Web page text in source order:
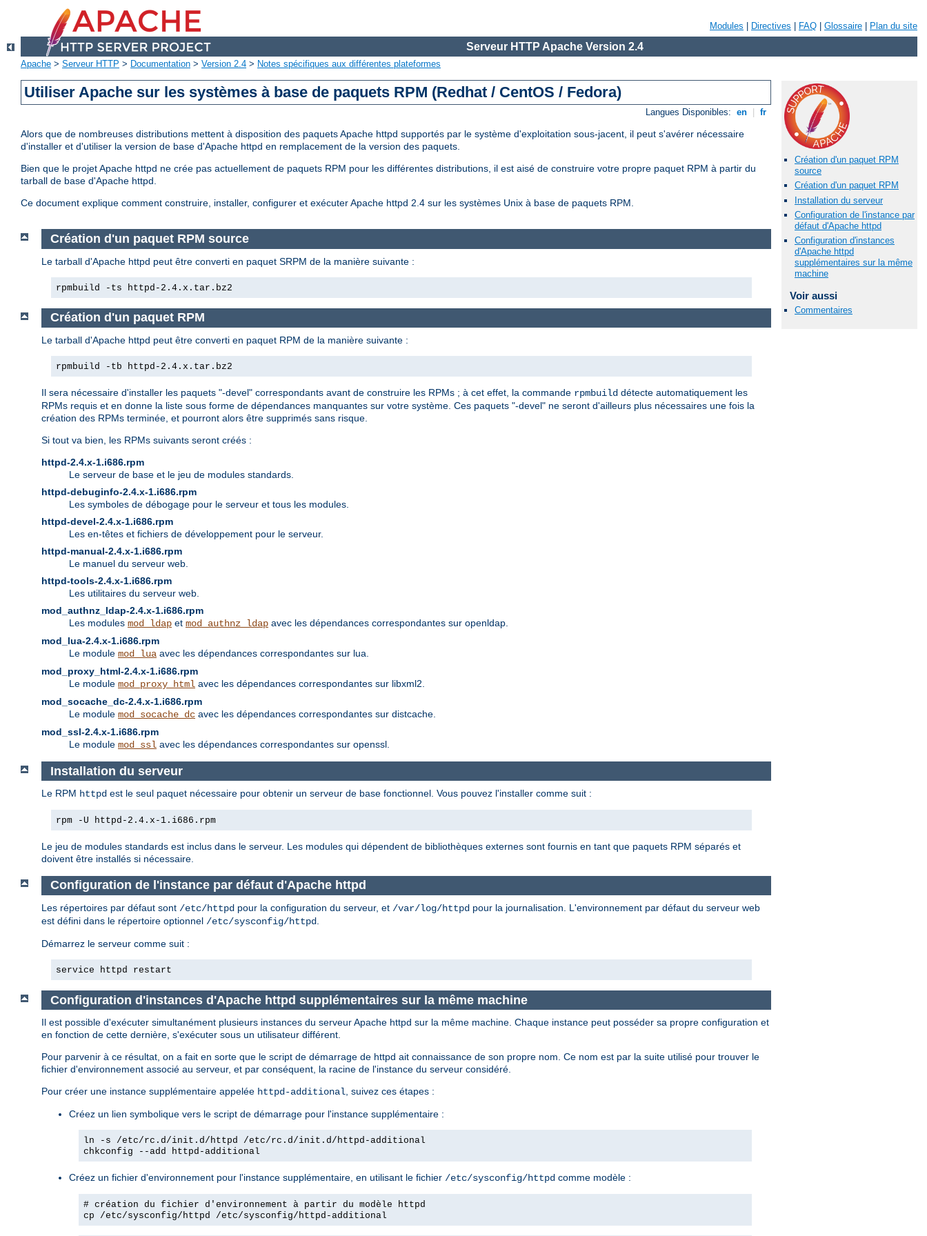
Modules Directives FAQ Glossaire Plan du site
Serveur HTTP Apache Version 2.4
Apache > Serveur HTTP > Documentation > Version 2.4 > Notes spécifiques aux différentes plateformes
Utiliser Apache sur les systèmes à base de paquets RPM (Redhat / CentOS / Fedora)
Langues Disponibles: en fr
Alors que de nombreuses distributions mettent à disposition des paquets Apache httpd supportés par le système d'exploitation sous-jacent, il peut s'avérer nécessaire
d'installer et d'utiliser la version de base d'Apache httpd en remplacement de la version des paquets.
Bien que le projet Apache httpd ne crée pas actuellement de paquets RPM pour les différentes distributions, il est aisé de construire votre propre paquet RPM à partir du
tarball de base d'Apache httpd.
Ce document explique comment construire, installer, configurer et exécuter Apache httpd 2.4 sur les systèmes Unix à base de paquets RPM.
Création d'un paquet RPM
source
Création d'un paquet RPM
Installation du serveur
Configuration de l'instance par
défaut d'Apache httpd
Configuration d'instances
d'Apache httpd
supplémentaires sur la même
machine
Voir aussi
Commentaires
Création d'un paquet RPM source
Le tarball d'Apache httpd peut être converti en paquet SRPM de la manière suivante :
rpmbuild -ts httpd-2.4.x.tar.bz2
Création d'un paquet RPM
Le tarball d'Apache httpd peut être converti en paquet RPM de la manière suivante :
rpmbuild -tb httpd-2.4.x.tar.bz2
Il sera nécessaire d'installer les paquets "-devel" correspondants avant de construire les RPMs ; à cet effet, la commande rpmbuild détecte automatiquement les
RPMs requis et en donne la liste sous forme de dépendances manquantes sur votre système. Ces paquets "-devel" ne seront d'ailleurs plus nécessaires une fois la
création des RPMs terminée, et pourront alors être supprimés sans risque.
Si tout va bien, les RPMs suivants seront créés :
httpd-2.4.x-1.i686.rpm
Le serveur de base et le jeu de modules standards.
httpd-debuginfo-2.4.x-1.i686.rpm
Les symboles de débogage pour le serveur et tous les modules.
httpd-devel-2.4.x-1.i686.rpm
Les en-têtes et fichiers de développement pour le serveur.
httpd-manual-2.4.x-1.i686.rpm
Le manuel du serveur web.
httpd-tools-2.4.x-1.i686.rpm
Les utilitaires du serveur web.
mod_authnz_ldap-2.4.x-1.i686.rpm
Les modules mod_ldap et mod_authnz_ldap avec les dépendances correspondantes sur openldap.
mod_lua-2.4.x-1.i686.rpm
Le module mod_lua avec les dépendances correspondantes sur lua.
mod_proxy_html-2.4.x-1.i686.rpm
Le module mod_proxy_html avec les dépendances correspondantes sur libxml2.
mod_socache_dc-2.4.x-1.i686.rpm
Le module mod_socache_dc avec les dépendances correspondantes sur distcache.
mod_ssl-2.4.x-1.i686.rpm
Le module mod_ssl avec les dépendances correspondantes sur openssl.
Installation du serveur
Le RPM httpd est le seul paquet nécessaire pour obtenir un serveur de base fonctionnel. Vous pouvez l'installer comme suit :
rpm -U httpd-2.4.x-1.i686.rpm
Le jeu de modules standards est inclus dans le serveur. Les modules qui dépendent de bibliothèques externes sont fournis en tant que paquets RPM séparés et
doivent être installés si nécessaire.
Configuration de l'instance par défaut d'Apache httpd
Les répertoires par défaut sont /etc/httpd pour la configuration du serveur, et /var/log/httpd pour la journalisation. L'environnement par défaut du serveur web
est défini dans le répertoire optionnel /etc/sysconfig/httpd
Démarrez le serveur comme suit :
service httpd restart
Configuration d'instances d'Apache httpd supplémentaires sur la même machine
Il est possible d'exécuter simultanément plusieurs instances du serveur Apache httpd sur la même machine. Chaque instance peut posséder sa propre configuration et
en fonction de cette dernière, s'exécuter sous un utilisateur différent.
Pour parvenir à ce résultat, on a fait en sorte que le script de démarrage de httpd ait connaissance de son propre nom. Ce nom est par la suite utilisé pour trouver le
fichier d'environnement associé au serveur, et par conséquent, la racine de l'instance du serveur considéré.
Pour créer une instance supplémentaire appelée httpd-additional, suivez ces étapes :
Créez un lien symbolique vers le script de démarrage pour l'instance supplémentaire :
ln -s /etc/rc.d/init.d/httpd /etc/rc.d/init.d/httpd-additional
chkconfig --add httpd-additional
Créez un fichier d'environnement pour l'instance supplémentaire, en utilisant le fichier /etc/sysconfig/httpd comme modèle :
# création du fichier d'environnement à partir du modèle httpd
cp /etc/sysconfig/httpd /etc/sysconfig/httpd-additional